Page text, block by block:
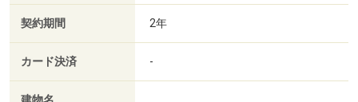
契約期間 2年
カード決済 -